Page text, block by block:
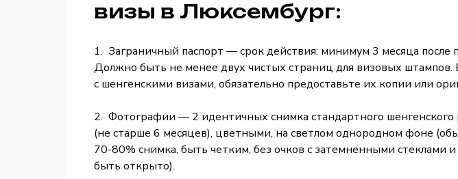
визы в Люксембург:
1. Заграничный паспорт — срок действия: минимум 3 месяца
Должно быть не менее двух чистых страниц для визовых штампов.
с шенгенскими визами, обязательно предоставьте их копии или
2. Фотографии — 2 идентичных снимка стандартного
(не старше 6 месяцев), цветными, на светлом однородном фоне
70-80% снимка, быть четким, без очков с затемненными стеклами
быть открыто).